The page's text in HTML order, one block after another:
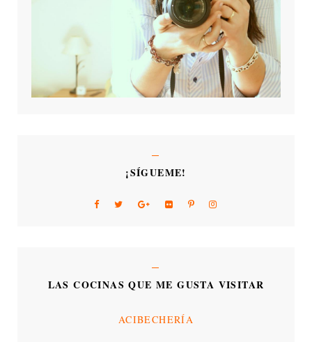
¡SÍGUEME!
LAS COCINAS QUE ME GUSTA VISITAR
ACIBECHERÍA